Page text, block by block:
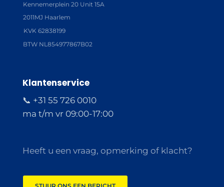
Kennemerplein 20 Unit 15A
2011MJ Haarlem
KVK 62838199
BTW NL854977867B02
Klantenservice
📞 +31 55 726 0010
ma t/m vr 09:00-17:00
Heeft u een vraag, opmerking of klacht?